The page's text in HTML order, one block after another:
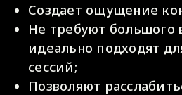
Создает ощущение
Не требуют
идеально подходят
сессий;
Позволяют